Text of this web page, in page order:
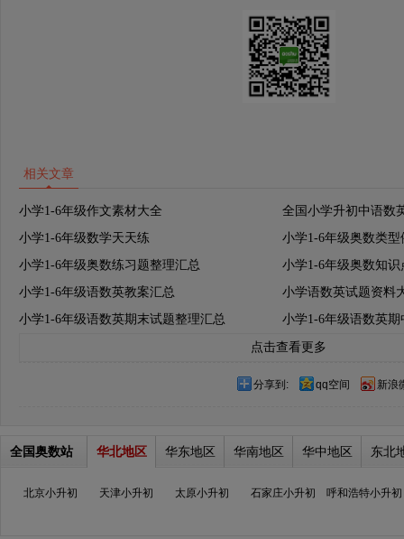
相关文章
小学1-6年级作文素材大全
全国小学升初中语数
小学1-6年级数学天天练
小学1-6年级奥数类
小学1-6年级奥数练习题整理汇总
小学1-6年级奥数知识
小学1-6年级语数英教案汇总
小学语数英试题资料
小学1-6年级语数英期末试题整理汇总
小学1-6年级语数英
点击查看更多
分享到: qq空间 新浪
全国奥数站 华北地区 华东地区 华南地区 华中地区 东北
北京小升初 天津小升初 太原小升初 石家庄小升初 呼和浩特小升初